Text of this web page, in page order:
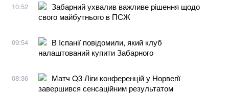
10:52
Забарний ухвалив важливе рішення щодо
свого майбутнього в ПСЖ
09:54
В Іспанії повідомили, який клуб
налаштований купити Забарного
08:36
Матч Q3 Ліги конференцій у Норвегії
завершився сенсаційним результатом